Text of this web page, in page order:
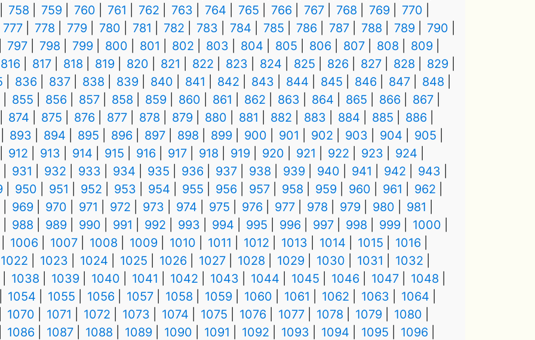
758
759 760 761 762 763 764 765 766 767 768 769
770
777
778 779 780 781 782 783 784 785 786 787 788 789
790
797
798 799 800 801 802 803 804 805 806 807 808
809
816
817 818 819 820 821 822 823 824 825 826 827 828
829
836 837 838 839 840 841 842 843 844 845 846 847
848
855
856 857 858 859 860 861 862 863 864 865 866
867
874
875 876 877 878 879 880 881 882 883 884 885
886
893
894 895 896 897 898 899 900 901 902 903 904
905
912
913 914 915 916 917 918 919 920 921 922 923
924
931
932 933 934 935 936 937 938 939 940 941 942
943
950 951 952 953 954 955 956 957 958 959 960 961
962
969
970 971 972 973 974 975 976 977 978 979 980
981
988
989 990 991 992 993 994 995 996 997 998 999
1000
1006
1007 1008 1009 1010 1011 1012 1013 1014 1015
1016
1022
1023 1024 1025 1026 1027 1028 1029 1030 1031
1032
1038
1039 1040 1041 1042 1043 1044 1045 1046 1047
1048
1054
1055 1056 1057 1058 1059 1060 1061 1062 1063
1064
1070
1071 1072 1073 1074 1075 1076 1077 1078 1079
1080
1086
1087 1088 1089 1090 1091 1092 1093 1094 1095
1096